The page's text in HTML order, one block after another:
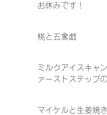
お休みです！
桃と五禽戯
ミルクアイスキャ
ァーストステップ
マイケルと生姜焼